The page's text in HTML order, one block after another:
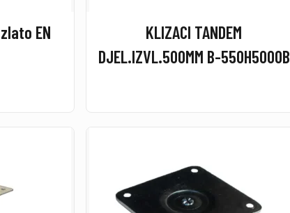
EN
KLIZACI TANDEM
DJEL.IZVL.500MM B-550H5000B